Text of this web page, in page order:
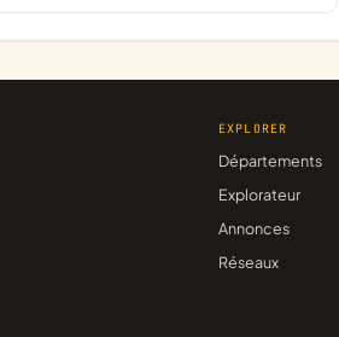
EXPLORER
Départements
Explorateur
Annonces
Réseaux